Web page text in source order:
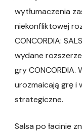
wytłumaczenia
niekonfliktowej
CONCORDIA:
wydane
gry
urozmaicają grę i
strategiczne.
Salsa po łacinie